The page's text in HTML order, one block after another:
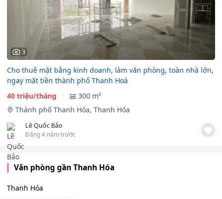
3
Cho thuê mặt bằng kinh doanh, làm văn phòng, toàn nhà lớn,
ngay mặt tiền thành phố Thanh Hoá
40 triệu/tháng
300 m²
Thành phố Thanh Hóa, Thanh Hóa
Lê Quốc Bảo
Đăng 4 năm trước
Văn phòng gần Thanh Hóa
Thanh Hóa